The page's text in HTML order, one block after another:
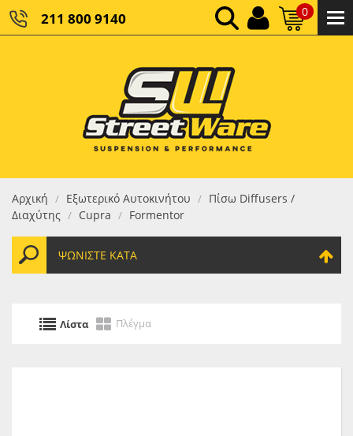
211 800 9140 0
ΚΑΘΑΡΌ ΣΎΝΟΛΟ:
ΤΕΛΙΚΌ ΣΎΝΟΛΟ:0,00 €
Αρχική / Εξωτερικό Αυτοκινήτου / Πίσω Diffusers /
Διαχύτης / Cupra / Formentor
ΨΩΝΊΣΤΕ ΚΑΤΆ
Λίστα Πλέγμα